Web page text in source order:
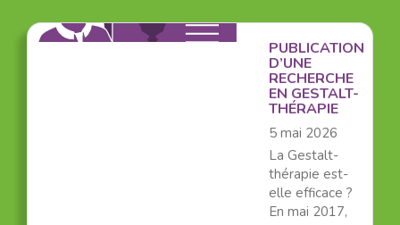
PUBLICATION
D’UNE
RECHERCHE
EN GESTALT-
THÉRAPIE
5 mai 2026
La Gestalt-
thérapie est-
elle efficace ?
En mai 2017,